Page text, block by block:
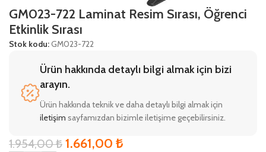
GM023-722 Laminat Resim Sırası, Öğrenci
Etkinlik Sırası
Stok kodu:GM023-722
Ürün hakkında detaylı bilgi almak için bizi
arayın.
Ürün hakkında teknik ve daha detaylı bilgi almak için
iletişim sayfamızdan bizimle iletişime geçebilirsiniz.
1.954,00₺ 1.661,00 ₺